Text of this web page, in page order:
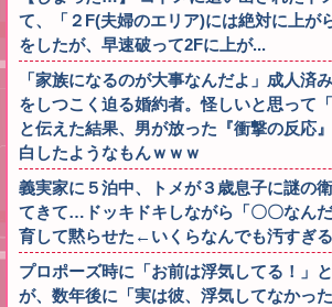
て、「２F(夫婦のエリア)には絶対に上が
をしたが、早速破って2Fに上が...
「家族になるのが大事なんだよ」成人済
をしつこく迫る婚約者。怪しいと思って
と伝えた結果、男が放った『衝撃の反応
白したようなもんｗｗｗ
義実家に５泊中、トメが３歳息子に謎の
てきて…ドッキドキしながら「〇〇なん
育して黙らせた←いくらなんでも汚すぎ
プロポーズ時に「お前は浮気してる！」
が、数年後に「実は彼、浮気してなかっ